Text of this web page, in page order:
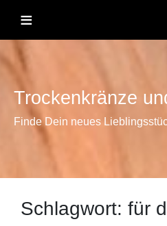
content
≡
Trockenkränze
Finde Dein neues
Schlagwort: für